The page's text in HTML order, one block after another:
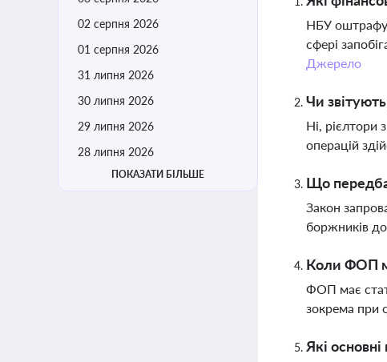
02 серпня 2026
01 серпня 2026
31 липня 2026
30 липня 2026
29 липня 2026
28 липня 2026
ПОКАЗАТИ БІЛЬШЕ
НБУ
сфері
Джерело
Чи
Ні, рієлтори
операцій
Що
Закон
боржників
Коли ФОП
ФОП має
зокрема при
Які